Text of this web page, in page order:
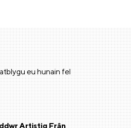
eu hunain fel
Artistig Frân